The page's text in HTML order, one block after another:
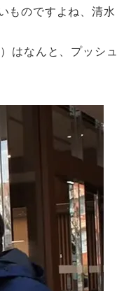
ものですよね、清
はなんと、プッシ